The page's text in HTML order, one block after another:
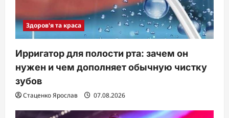
Здоров'я та краса
Ирригатор для полости рта: зачем он
нужен и чем дополняет обычную чистку
зубов
Стаценко Ярослав 07.08.2026